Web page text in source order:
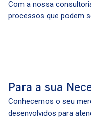
Com a nossa
processos que podem
Para a sua
Conhecemos o seu
desenvolvidos para